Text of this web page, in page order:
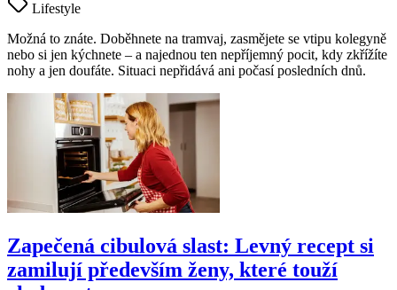
Lifestyle
Možná to znáte. Doběhnete na tramvaj, zasmějete se vtipu kolegyně
nebo si jen kýchnete – a najednou ten nepříjemný pocit, kdy zkřížíte
nohy a jen doufáte. Situaci nepřidává ani počasí posledních dnů.
Zapečená cibulová slast: Levný recept si
zamilují především ženy, které touží